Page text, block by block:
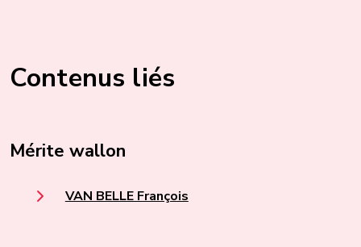
Contenus liés
Mérite wallon
VAN BELLE François